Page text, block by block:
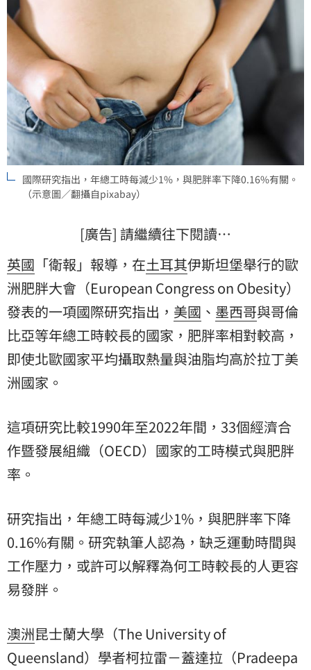
國際研究指出，年總工時每減少1%，與肥胖率下降0.16%有關。
（示意圖／翻攝自pixabay）
[廣告] 請繼續往下閱讀…
英國 「衛報」報導，在土耳其伊斯坦堡舉行的歐
洲肥胖大會（European Congress on Obesity）
發表的一項國際研究指出， 美國 、 墨西哥與哥倫
比亞等年總工時較長的國家，肥胖率相對較高，
即使北歐國家平均攝取熱量與油脂均高於拉丁美
洲國家。
這項研究比較1990年至2022年間，33個經濟合
作暨發展組織（OECD）國家的工時模式與肥胖
率。
研究指出，年總工時每減少1%，與肥胖率下降
0.16%有關。研究執筆人認為，缺乏運動時間與
工作壓力，或許可以解釋為何工時較長的人更容
易發胖。
澳洲昆士蘭大學（The University of
Queensland）學者柯拉雷－蓋達拉（Pradeepa